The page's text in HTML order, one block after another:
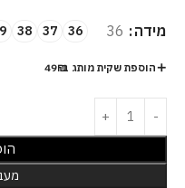
מידה 36
36
37
38
הוספת שקית מותג ב-49₪